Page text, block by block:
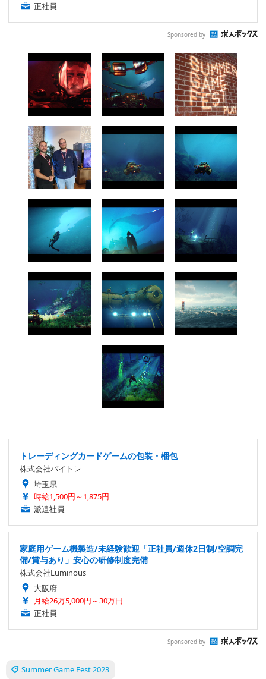
正社員
Sponsored by
トレーディングカードゲームの包装・梱包
株式会社バイトレ
埼玉県
時給1,500円～1,875円
派遣社員
家庭用ゲーム機製造/未経験歓迎「正社員/週休2日制/空調完
備/賞与あり」安心の研修制度完備
株式会社Luminous
大阪府
月給26万5,000円～30万円
正社員
Sponsored by
Summer Game Fest 2023